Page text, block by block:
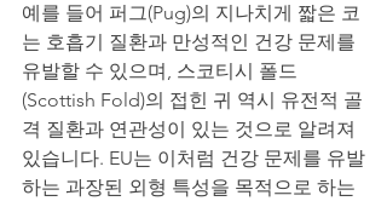
예를 들어 퍼그(Pug)의 지나치게 짧은 코
는 호흡기 질환과 만성적인 건강 문제를
유발할 수 있으며, 스코티시 폴드
(Scottish Fold)의 접힌 귀 역시 유전적 골
격 질환과 연관성이 있는 것으로 알려져
있습니다. EU는 이처럼 건강 문제를 유발
하는 과장된 외형 특성을 목적으로 하는